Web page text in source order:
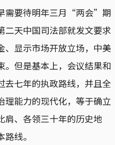
需要待明年三月“两会”期
二天中国司法部就发文要求
、显示市场开放立场，中美
。但是基本上，会议结果和
去七年的执政路线，并且全
理能力的现代化，等于确立
肩、各领三十年的历史地
线。